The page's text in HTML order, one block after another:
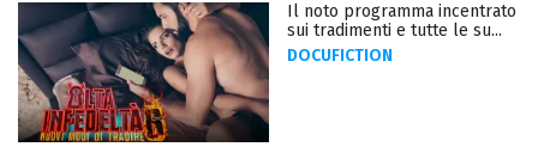
Il noto programma incentrato
sui tradimenti e tutte le su...
DOCUFICTION